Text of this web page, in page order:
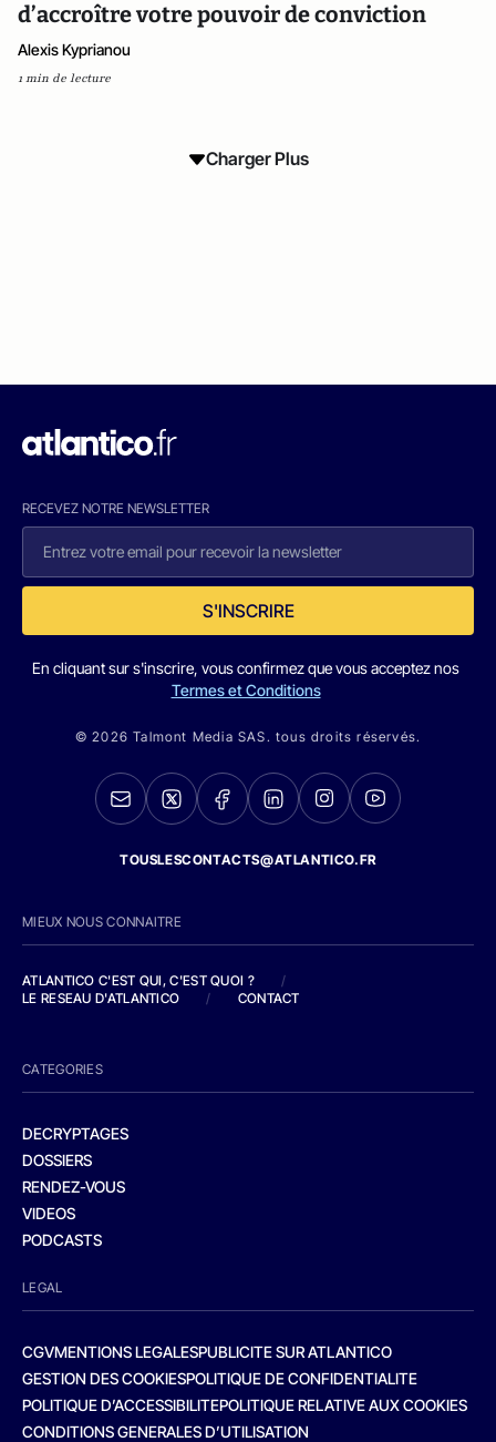
d’accroître votre pouvoir de conviction
Alexis Kyprianou
1 min de lecture
Charger Plus
RECEVEZ NOTRE NEWSLETTER
S'INSCRIRE
En cliquant sur s'inscrire, vous confirmez que vous acceptez nos
Termes et Conditions
© 2026 Talmont Media SAS. tous droits réservés.
TOUSLESCONTACTS@ATLANTICO.FR
MIEUX NOUS CONNAITRE
ATLANTICO C'EST QUI, C'EST QUOI ?
/
LE RESEAU D'ATLANTICO
/ CONTACT
CATEGORIES
DECRYPTAGES
DOSSIERS
RENDEZ-VOUS
VIDEOS
PODCASTS
LEGAL
CGVMENTIONS LEGALESPUBLICITE SUR ATLANTICO
GESTION DES COOKIESPOLITIQUE DE CONFIDENTIALITE
POLITIQUE D’ACCESSIBILITEPOLITIQUE RELATIVE AUX COOKIES
CONDITIONS GENERALES D’UTILISATION